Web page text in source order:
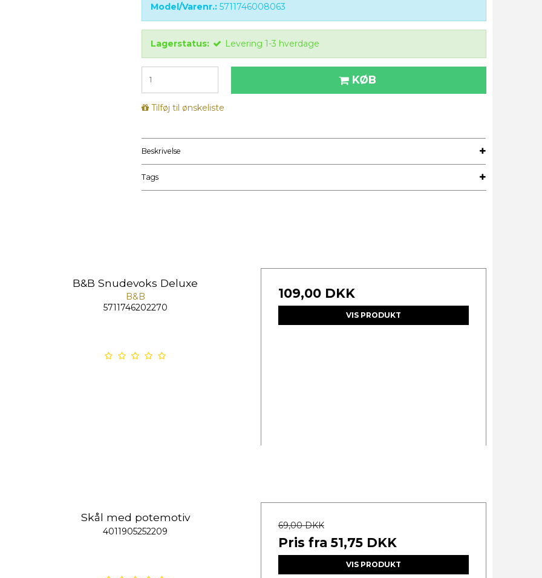
Model/Varenr.: 5711746008063
Lagerstatus: Levering 1-3 hverdage
KØB
Tilføj til ønskeliste
Beskrivelse
Tags
B&B Snudevoks Deluxe
B&B
5711746202270
109,00 DKK
VIS PRODUKT
Skål med potemotiv
4011905252209
69,00 DKK
Pris fra51,75 DKK
VIS PRODUKT